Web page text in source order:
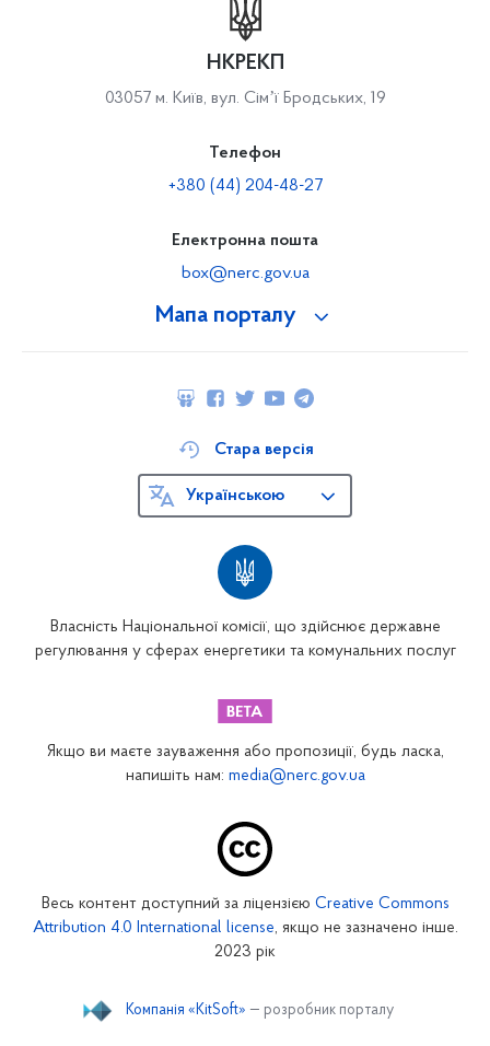
Мапа порталу
НКРЕКП
03057 м. Київ, вул. Сімʼї Бродських, 19
Телефон
+380 (44) 204-48-27
Електронна пошта
box@nerc.gov.ua
Власність Національної комісії, що здійснює державне
регулювання у сферах енергетики та комунальних послуг
Стара версія
Українською
Якщо ви маєте зауваження або пропозиції, будь ласка,
напишіть нам: media@nerc.gov.ua
Весь контент доступний за ліцензією Creative Commons
Attribution 4.0 International license, якщо не зазначено інше.
2023 рік
Компанія «KitSoft» — розробник порталу